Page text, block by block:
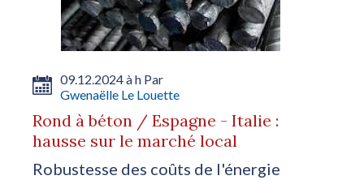
09.12.2024 à h Par
Gwenaëlle Le Louette
Rond à béton / Espagne - Italie :
hausse sur le marché local
Robustesse des coûts de l'énergie